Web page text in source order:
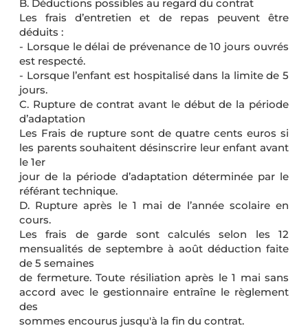
B. Déductions possibles au regard du contrat
Les frais d’entretien et de repas peuvent être
déduits :
- Lorsque le délai de prévenance de 10 jours ouvrés
est respecté.
- Lorsque l’enfant est hospitalisé dans la limite de 5
jours.
C. Rupture de contrat avant le début de la période
d’adaptation
Les Frais de rupture sont de quatre cents euros si
les parents souhaitent désinscrire leur enfant avant
le 1er
jour de la période d’adaptation déterminée par le
référant technique.
D. Rupture après le 1 mai de l’année scolaire en
cours.
Les frais de garde sont calculés selon les 12
mensualités de septembre à août déduction faite
de 5 semaines
de fermeture. Toute résiliation après le 1 mai sans
accord avec le gestionnaire entraîne le règlement
des
sommes encourus jusqu'à la fin du contrat.